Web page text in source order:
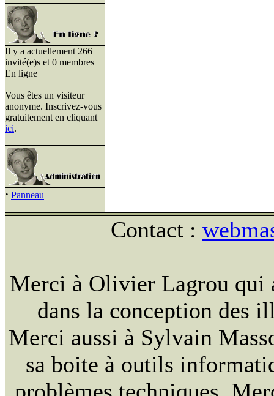
Il y a actuellement 266
invité(e)s et 0 membres
En ligne
Vous êtes un visiteur
anonyme. Inscrivez-vous
gratuitement en cliquant
ici.
· Panneau
Contact :
Merci à Olivier Lagrou qui
dans la conception des
Merci aussi à Sylvain
sa boite à outils